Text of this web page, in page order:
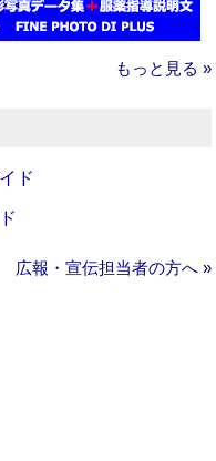
もっと見る »
ド
広報・宣伝担当者の方へ »